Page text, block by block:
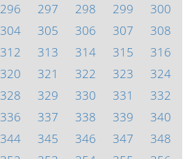
296 297 298 299
300
304 305 306 307
308
312 313 314 315
316
320 321 322 323
324
328 329 330 331
332
336 337 338 339
340
344 345 346 347
348